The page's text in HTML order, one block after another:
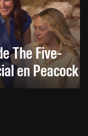
The Five-
en Peacock